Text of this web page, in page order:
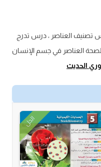
تصنيف العناصر ، درس تدرج
العناصر في جسم الإنسان
الحديث
الحل